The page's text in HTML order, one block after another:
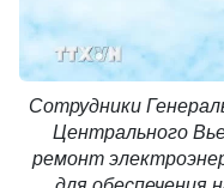
Сотрудники
Центрального
ремонт